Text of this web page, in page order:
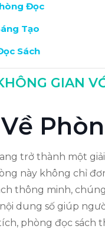
Đọc
Tạo
Sách
Phòng Đọc Sách
GIAN
trở thành một
này không chỉ
thông minh,
dung số giúp
phòng đọc sách